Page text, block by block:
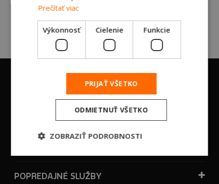
Požiadajte o ponuku
POPREDAJNÉ SLUŽBY
Prečítať viac
Výkonnosť Cielenie Funkcie
PRIJAŤ VŠETKO
ODMIETNUŤ VŠETKO
ZOBRAZIŤ PODROBNOSTI